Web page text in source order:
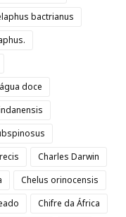
bactrianus
doce
Charles Darwin
Chelus orinocensis
Chifre da África